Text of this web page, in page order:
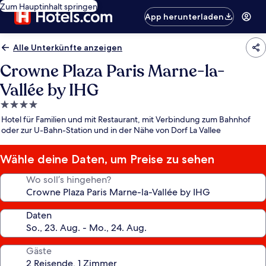
Zum Hauptinhalt springen
App herunterladen
Alle Unterkünfte anzeigen
Crowne Plaza Paris Marne-la-
Vallée by IHG
4.0-
Sterne-
Unterkunft
Hotel für Familien und mit Restaurant, mit Verbindung zum Bahnhof
oder zur U-Bahn-Station und in der Nähe von Dorf La Vallee
Wähle deine Daten, um Preise zu sehen
Wo soll’s hingehen?
Daten
Gäste